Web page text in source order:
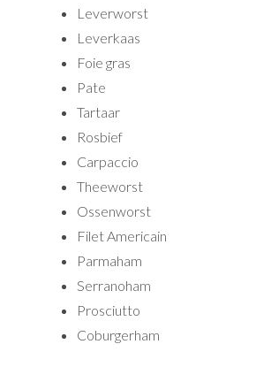
Leverworst
Leverkaas
Foie gras
Pate
Tartaar
Rosbief
Carpaccio
Theeworst
Ossenworst
Filet Americain
Parmaham
Serranoham
Prosciutto
Coburgerham